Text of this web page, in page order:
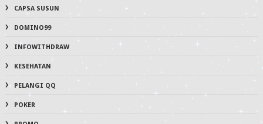
CAPSA SUSUN
DOMINO99
INFOWITHDRAW
KESEHATAN
PELANGI QQ
POKER